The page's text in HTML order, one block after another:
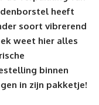
heeft
soort vibrerend
weet hier alles
binnen
in zijn pakketje!